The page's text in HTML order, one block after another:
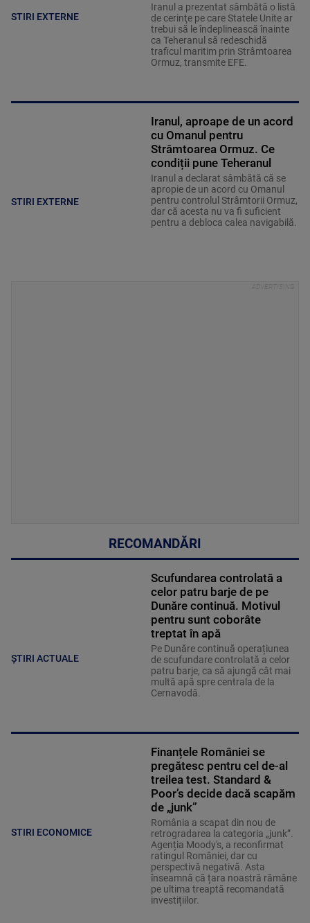
STIRI EXTERNE
Iranul a prezentat sâmbătă o listă
de cerinţe pe care Statele Unite ar
trebui să le îndeplinească înainte
ca Teheranul să redeschidă
traficul maritim prin Strâmtoarea
Ormuz, transmite EFE.
STIRI EXTERNE
Iranul, aproape de un acord
cu Omanul pentru
Strâmtoarea Ormuz. Ce
condiții pune Teheranul
Iranul a declarat sâmbătă că se
apropie de un acord cu Omanul
pentru controlul Strâmtorii Ormuz,
dar că acesta nu va fi suficient
pentru a debloca calea navigabilă.
RECOMANDĂRI
ȘTIRI ACTUALE
Scufundarea controlată a
celor patru barje de pe
Dunăre continuă. Motivul
pentru sunt coborâte
treptat în apă
Pe Dunăre continuă operațiunea
de scufundare controlată a celor
patru barje, ca să ajungă cât mai
multă apă spre centrala de la
Cernavodă.
STIRI ECONOMICE
Finanțele României se
pregătesc pentru cel de-al
treilea test. Standard &
Poor’s decide dacă scapăm
de „junk”
România a scapat din nou de
retrogradarea la categoria „junk”.
Agenția Moody's, a reconfirmat
ratingul României, dar cu
perspectivă negativă. Asta
înseamnă că țara noastră rămâne
pe ultima treaptă recomandată
investițiilor.